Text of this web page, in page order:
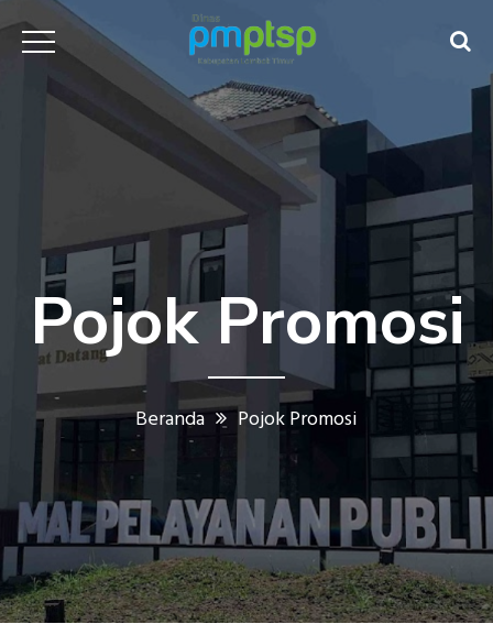
Pojok Promosi
Beranda Pojok Promosi